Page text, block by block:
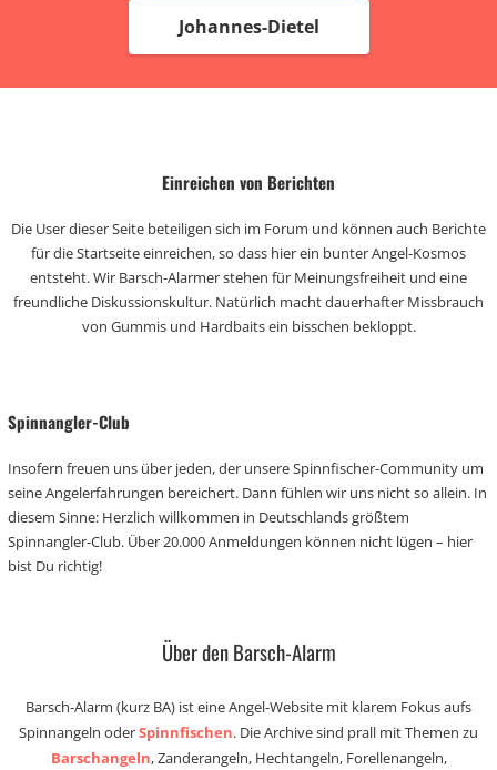
Johannes-Dietel
Einreichen von Berichten
Die User dieser Seite beteiligen sich im Forum und können auch Berichte
für die Startseite einreichen, so dass hier ein bunter Angel-Kosmos
entsteht. Wir Barsch-Alarmer stehen für Meinungsfreiheit und eine
freundliche Diskussionskultur. Natürlich macht dauerhafter Missbrauch
von Gummis und Hardbaits ein bisschen bekloppt.
Spinnangler-Club
Insofern freuen uns über jeden, der unsere Spinnfischer-Community um
seine Angelerfahrungen bereichert. Dann fühlen wir uns nicht so allein. In
diesem Sinne: Herzlich willkommen in Deutschlands größtem
Spinnangler-Club. Über 20.000 Anmeldungen können nicht lügen – hier
bist Du richtig!
Über den Barsch-Alarm
Barsch-Alarm (kurz BA) ist eine Angel-Website mit klarem Fokus aufs
Spinnangeln oderSpinnfischen. Die Archive sind prall mit Themen zu
Barschangeln, Zanderangeln, Hechtangeln, Forellenangeln,